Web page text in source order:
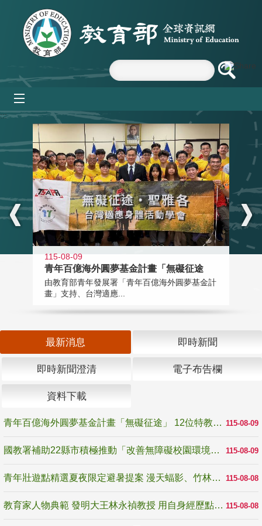
跳到主要內容區塊
:::
115-08-09
青年百億海外圓夢基金計畫「無礙征途
由教育部青年發展署「青年百億海外圓夢基金計
畫」支持、台灣適應...
最新消息 即時新聞
即時新聞澄清 電子布告欄
資料下載
115-08-09
青年百億海外圓夢基金計畫「無礙征途」 12位特教與弱勢青年勇闖西班牙 跨越感官限制見證生命蛻變
115-08-09
國教署補助22縣市積極推動「改善無障礙校園環境計畫」 打造友善、安全、無礙學習空間
115-08-08
青年壯遊點精選夏夜限定避暑提案 漫天蝠影、竹林尋蛙、茶香夜觀 邀青年暮色出發
115-08-08
教育家人物典範 發明大王林永禎教授 用自身經歷點亮學生的路